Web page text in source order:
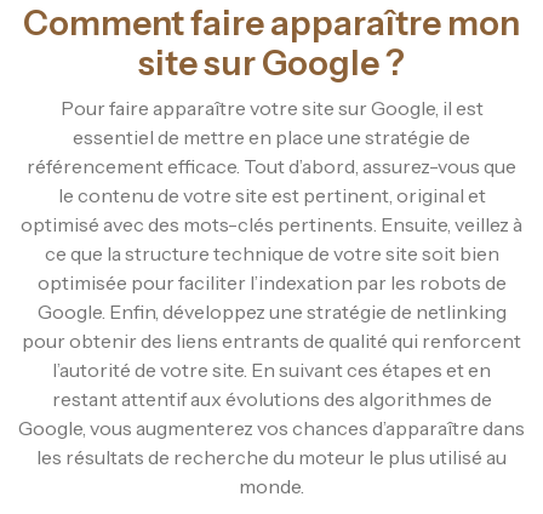
Comment faire apparaître mon
site sur Google ?
Pour faire apparaître votre site sur Google, il est
essentiel de mettre en place une stratégie de
référencement efficace. Tout d’abord, assurez-vous que
le contenu de votre site est pertinent, original et
optimisé avec des mots-clés pertinents. Ensuite, veillez à
ce que la structure technique de votre site soit bien
optimisée pour faciliter l’indexation par les robots de
Google. Enfin, développez une stratégie de netlinking
pour obtenir des liens entrants de qualité qui renforcent
l’autorité de votre site. En suivant ces étapes et en
restant attentif aux évolutions des algorithmes de
Google, vous augmenterez vos chances d’apparaître dans
les résultats de recherche du moteur le plus utilisé au
monde.